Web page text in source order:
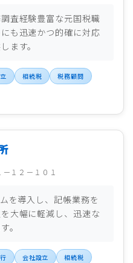
査経験豊富な元国税職
も迅速かつ的確に対応
ます。
相続税 税務顧問
１２－１０１
を導入し、記帳業務を
大幅に軽減し、迅速な
。
会社設立 相続税